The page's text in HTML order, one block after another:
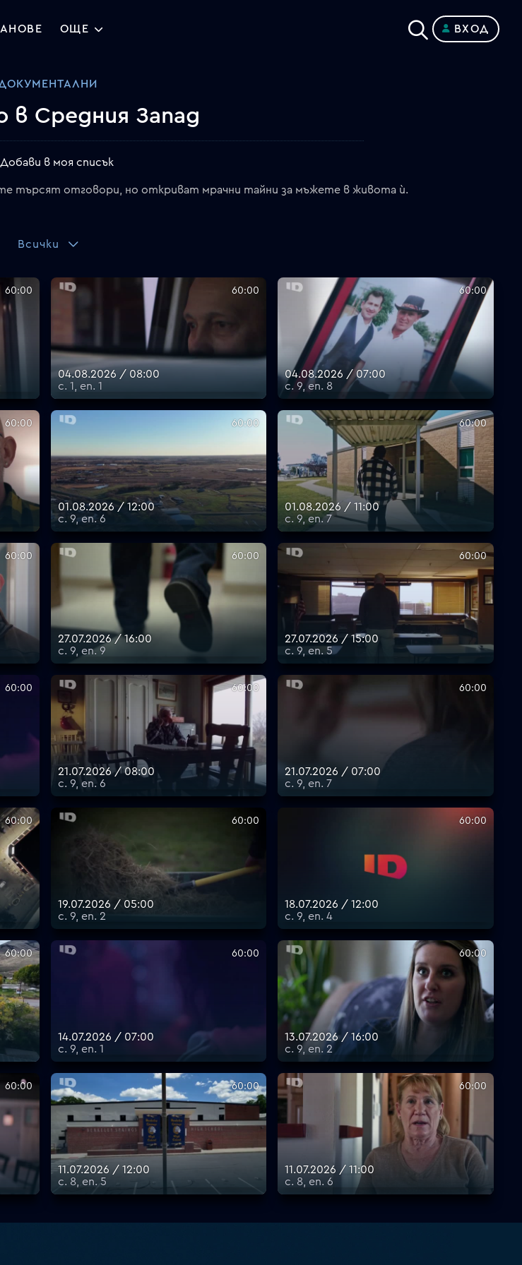
ОЩЕ ВХОД
в Средния Запад
Добави в моя списък
търсят отговори, но откриват мрачни тайни за мъжете в живота ѝ.
Всички
60:00 60:00
04.08.2026 / 08:00
с. 1, еп. 1
60:00
04.08.2026 / 07:00
с. 9, еп. 8
60:00 60:00
01.08.2026 / 12:00
с. 9, еп. 6
60:00
01.08.2026 / 11:00
с. 9, еп. 7
60:00 60:00
27.07.2026 / 16:00
с. 9, еп. 9
60:00
27.07.2026 / 15:00
с. 9, еп. 5
60:00 60:00
21.07.2026 / 08:00
с. 9, еп. 6
60:00
21.07.2026 / 07:00
с. 9, еп. 7
60:00 60:00
19.07.2026 / 05:00
с. 9, еп. 2
60:00
18.07.2026 / 12:00
с. 9, еп. 4
60:00 60:00
14.07.2026 / 07:00
с. 9, еп. 1
60:00
13.07.2026 / 16:00
с. 9, еп. 2
60:00 60:00
11.07.2026 / 12:00
с. 8, еп. 5
60:00
11.07.2026 / 11:00
с. 8, еп. 6